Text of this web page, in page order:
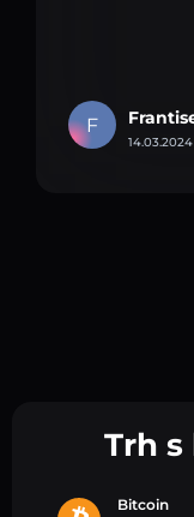
F
14.03.2024
Trh
Bitcoin